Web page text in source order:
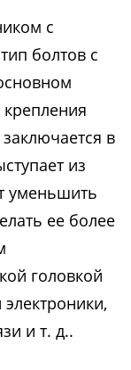
с
болтов с
в
из
уменьшить
ее более
головкой
и т. д..